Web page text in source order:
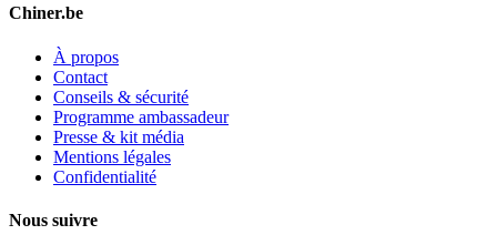
Chiner.be
À propos
Contact
Conseils & sécurité
Programme ambassadeur
Presse & kit média
Mentions légales
Confidentialité
Nous suivre